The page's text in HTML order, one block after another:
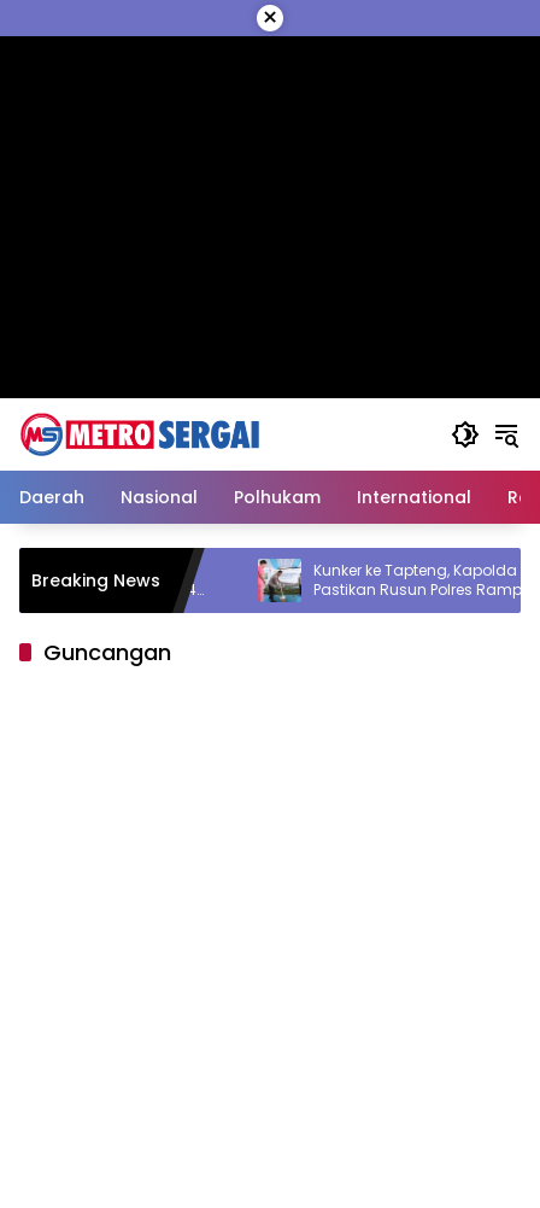
ke
×
Daerah Nasional Polhukam International
Breaking News
Sergai,
Pria 24
Kunker ke Tapteng, Kapolda Sumut
Pastikan Rusun Polres Rampung 6 Bulan
Guncangan